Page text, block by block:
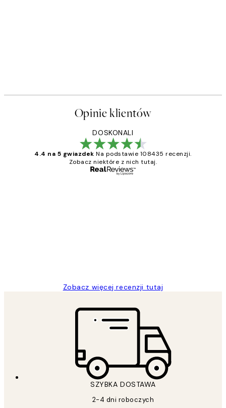
Opinie klientów
DOSKONALI
4.4 na 5 gwiazdek Na podstawie 108435 recenzji.
Zobacz niektóre z nich tutaj.
Zobacz więcej recenzji tutaj
SZYBKA DOSTAWA
2-4 dni roboczych